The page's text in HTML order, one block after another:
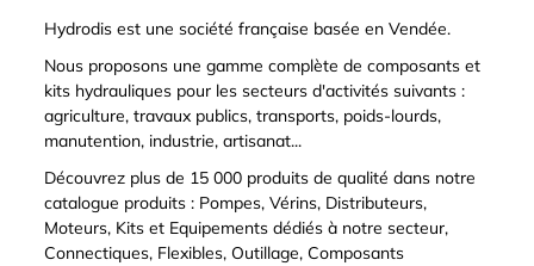
Hydrodis est une société française basée en Vendée.
Nous proposons une gamme complète de composants et
kits hydrauliques pour les secteurs d'activités suivants :
agriculture, travaux publics, transports, poids-lourds,
manutention, industrie, artisanat...
Découvrez plus de 15 000 produits de qualité dans notre
catalogue produits : Pompes, Vérins, Distributeurs,
Moteurs, Kits et Equipements dédiés à notre secteur,
Connectiques, Flexibles, Outillage, Composants